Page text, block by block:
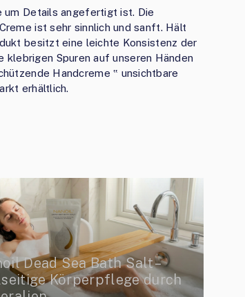
um Details angefertigt ist. Die
ist sehr sinnlich und sanft. Hält
besitzt eine leichte Konsistenz der
Spuren auf unseren Händen
Handcreme ‟ unsichtbare
erhältlich.
Dead Sea Bath Salt –
Körperpflege durch